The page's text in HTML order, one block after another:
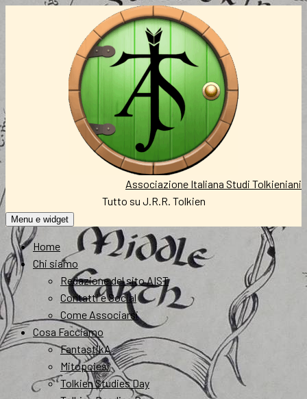
Associazione Italiana Studi Tolkieniani
Tutto su J.R.R. Tolkien
Menu e widget
Home
Chi siamo
Redazione del sito AIST
Contatti e Social
Come Associarsi
Cosa Facciamo
FantastikA
Mitopoiesi
Tolkien Studies Day